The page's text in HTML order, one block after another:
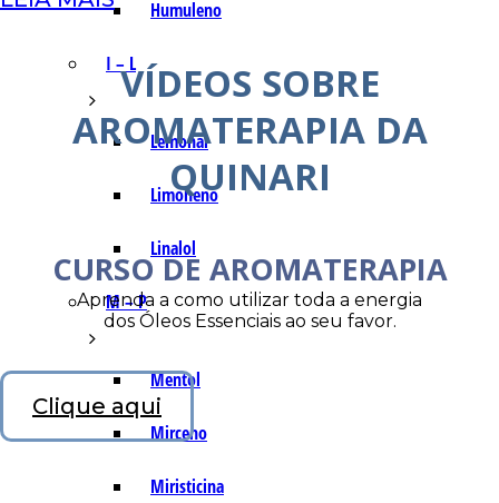
Humuleno
I – L
Lemonal
Limoneno
Linalol
M – P
Mentol
Mirceno
Miristicina
VÍDEOS SOBRE
AROMATERAPIA DA
QUINARI
CURSO DE AROMATERAPIA
Aprenda a como utilizar toda a energia
dos Óleos Essenciais ao seu favor.
Clique aqui